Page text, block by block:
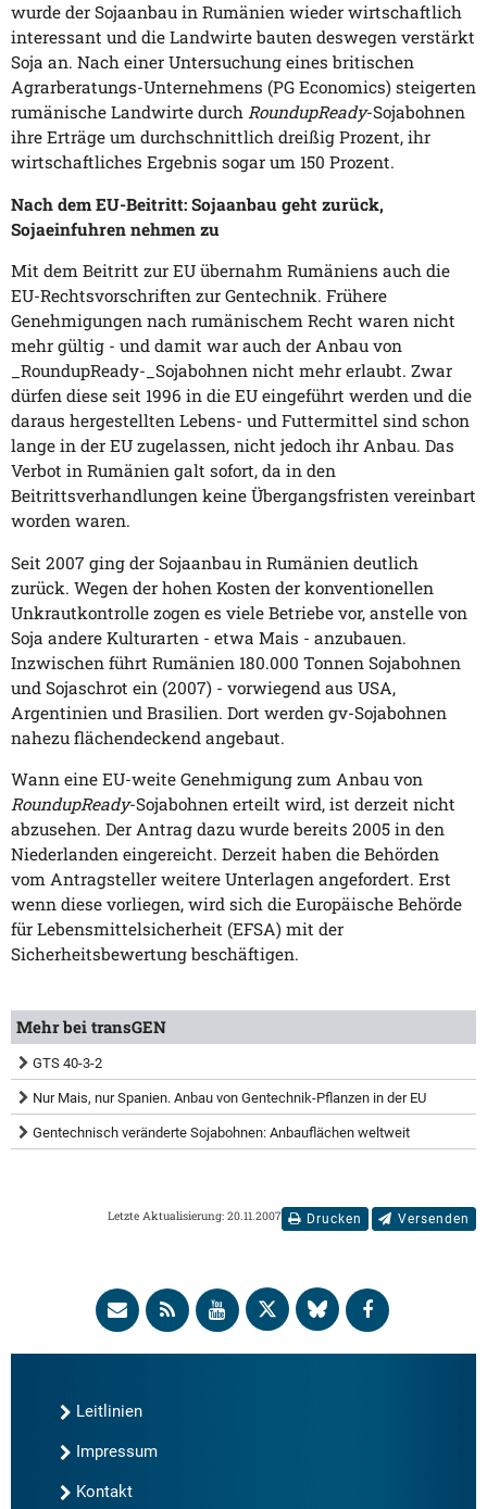
wurde der Sojaanbau in Rumänien wieder wirtschaftlich
interessant und die Landwirte bauten deswegen verstärkt
Soja an. Nach einer Untersuchung eines britischen
Agrarberatungs-Unternehmens (PG Economics) steigerten
rumänische Landwirte durch RoundupReady-Sojabohnen
ihre Erträge um durchschnittlich dreißig Prozent, ihr
wirtschaftliches Ergebnis sogar um 150 Prozent.
Nach dem EU-Beitritt: Sojaanbau geht zurück,
Sojaeinfuhren nehmen zu
Mit dem Beitritt zur EU übernahm Rumäniens auch die
EU-Rechtsvorschriften zur Gentechnik. Frühere
Genehmigungen nach rumänischem Recht waren nicht
mehr gültig - und damit war auch der Anbau von
_RoundupReady-_Sojabohnen nicht mehr erlaubt. Zwar
dürfen diese seit 1996 in die EU eingeführt werden und die
daraus hergestellten Lebens- und Futtermittel sind schon
lange in der EU zugelassen, nicht jedoch ihr Anbau. Das
Verbot in Rumänien galt sofort, da in den
Beitrittsverhandlungen keine Übergangsfristen vereinbart
worden waren.
Seit 2007 ging der Sojaanbau in Rumänien deutlich
zurück. Wegen der hohen Kosten der konventionellen
Unkrautkontrolle zogen es viele Betriebe vor, anstelle von
Soja andere Kulturarten - etwa Mais - anzubauen.
Inzwischen führt Rumänien 180.000 Tonnen Sojabohnen
und Sojaschrot ein (2007) - vorwiegend aus USA,
Argentinien und Brasilien. Dort werden gv-Sojabohnen
nahezu flächendeckend angebaut.
Wann eine EU-weite Genehmigung zum Anbau von
RoundupReady-Sojabohnen erteilt wird, ist derzeit nicht
abzusehen. Der Antrag dazu wurde bereits 2005 in den
Niederlanden eingereicht. Derzeit haben die Behörden
vom Antragsteller weitere Unterlagen angefordert. Erst
wenn diese vorliegen, wird sich die Europäische Behörde
für Lebensmittelsicherheit (EFSA) mit der
Sicherheitsbewertung beschäftigen.
Mehr bei transGEN
GTS 40-3-2
Nur Mais, nur Spanien. Anbau von Gentechnik-Pflanzen in der EU
Gentechnisch veränderte Sojabohnen: Anbauflächen weltweit
Drucken Versenden
Letzte Aktualisierung: 20.11.2007
Leitlinien
Impressum
Kontakt